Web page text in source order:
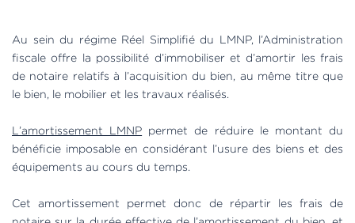
Au sein du régime Réel Simplifié du LMNP, l’Administration
fiscale offre la possibilité d’immobiliser et d’amortir les frais
de notaire relatifs à l’acquisition du bien, au même titre que
le bien, le mobilier et les travaux réalisés.
L’amortissement LMNP permet de réduire le montant du
bénéficie imposable en considérant l’usure des biens et des
équipements au cours du temps.
Cet amortissement permet donc de répartir les frais de